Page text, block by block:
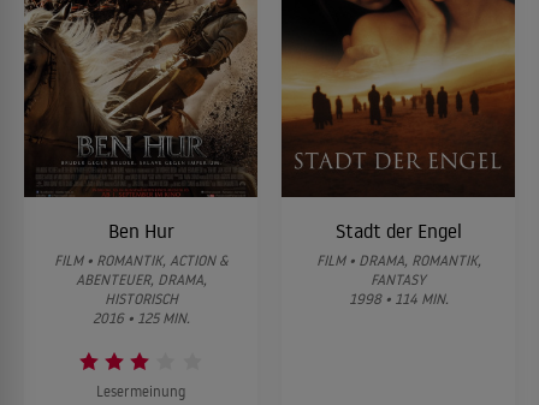
Ben Hur
FILM • ROMANTIK, ACTION &
ABENTEUER, DRAMA,
HISTORISCH
2016 • 125 MIN.
Lesermeinung
Stadt der Engel
FILM • DRAMA, ROMANTIK,
FANTASY
1998 • 114 MIN.